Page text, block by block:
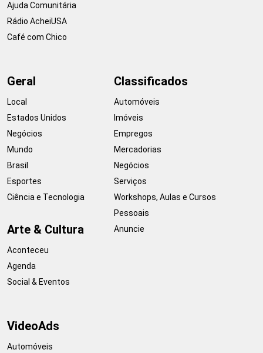
Ajuda Comunitária
Rádio AcheiUSA
Café com Chico
Geral
Local
Estados Unidos
Negócios
Mundo
Brasil
Esportes
Ciência e Tecnologia
Arte & Cultura
Aconteceu
Agenda
Social & Eventos
Classificados
Automóveis
Imóveis
Empregos
Mercadorias
Negócios
Serviços
Workshops, Aulas e Cursos
Pessoais
Anuncie
VideoAds
Automóveis